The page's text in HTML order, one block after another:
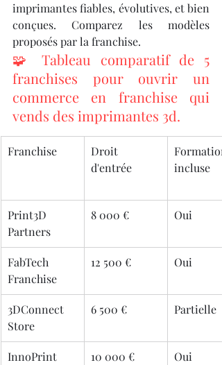
imprimantes fiables, évolutives, et bien
conçues. Comparez les modèles
proposés par la franchise.
🧩 Tableau comparatif de 5
franchises pour ouvrir un
commerce en franchise qui
vends des imprimantes 3d.
Franchise
Droit
d'entrée
Formation
incluse
Print3D
Partners
8 000 € Oui
FabTech
Franchise
12 500 € Oui
3DConnect
Store
6 500 € Partielle
InnoPrint
10 000 € Oui